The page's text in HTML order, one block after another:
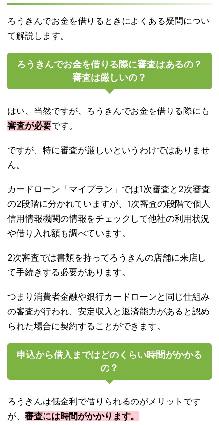
ろうきんでお金を借りるときによくある疑問につい
て解説します。
ろうきんでお金を借りる際に審査はあるの？
審査は厳しいの？
はい、当然ですが、ろうきんでお金を借りる際にも
審査が必要です。
ですが、特に審査が厳しいというわけではありませ
ん。
カードローン「マイプラン」では1次審査と2次審査
の2段階に分かれていますが、1次審査の段階で個人
信用情報機関の情報をチェックして他社の利用状況
や借り入れ額も調べています。
2次審査では書類を持ってろうきんの店舗に来店し
て手続きする必要があります。
つまり消費者金融や銀行カードローンと同じ仕組み
の審査が行われ、安定収入と返済能力があると認め
られた場合に契約することができます。
申込から借入まではどのくらい時間がかかる
の？
ろうきんは低金利で借りられるのがメリットです
が、 審査には時間がかかります。